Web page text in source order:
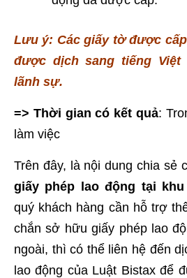
Lưu ý: Các giấy tờ được
được dịch sang tiếng Việt
lãnh sự.
=> Thời gian có kết quả:
làm việc
Trên đây, là nội dung chia sẻ
giấy phép lao động tại
quý khách hàng cần hỗ trợ
chắn sở hữu giấy phép lao
ngoài, thì có thể liên hệ đến
lao động của Luật Bistax để